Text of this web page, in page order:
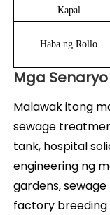
Kapal
Haba ng Rollo
Mga
Malawak itong
sewage
tank, hospital
engineering ng
gardens,
factory breeding